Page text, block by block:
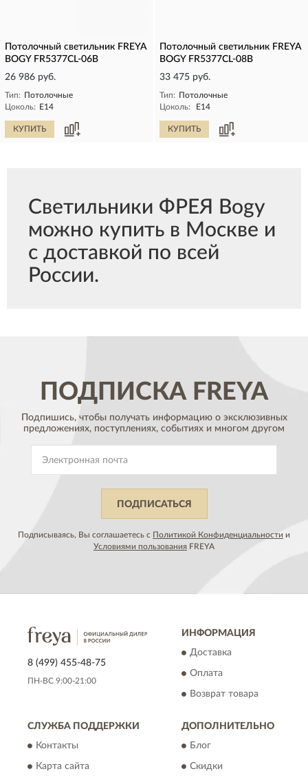
Потолочный светильник FREYA
BOGY FR5377CL-06B
26 986 руб.
Тип: Потолочные
Цоколь: E14
КУПИТЬ
Потолочный светильник FREYA
BOGY FR5377CL-08B
33 475 руб.
Тип: Потолочные
Цоколь:
E14
КУПИТЬ
Светильники ФРЕЯ Bogy
можно купить в Москве и
с доставкой по всей
России.
ПОДПИСКА FREYA
Подпишись, чтобы получать информацию о эксклюзивных
предложениях, поступлениях, событиях и многом другом
ПОДПИСАТЬСЯ
Подписываясь, Вы соглашаетесь с Политикой Конфиденциальности и
Условиями пользования FREYA
8 (499) 455-48-75
ПН-ВС 9:00-21:00
ИНФОРМАЦИЯ
Доставка
Оплата
Возврат товара
СЛУЖБА ПОДДЕРЖКИ
Контакты
Карта сайта
ДОПОЛНИТЕЛЬНО
Блог
Скидки